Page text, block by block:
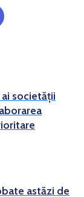
societăţii
astăzi de